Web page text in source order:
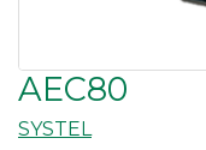
AEC80
SYSTEL